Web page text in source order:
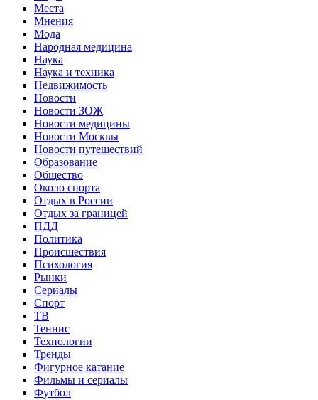
Места
Мнения
Мода
Народная медицина
Наука
Наука и техника
Недвижимость
Новости
Новости ЗОЖ
Новости медицины
Новости Москвы
Новости путешествий
Образование
Общество
Около спорта
Отдых в России
Отдых за границей
ПДД
Политика
Происшествия
Психология
Рынки
Сериалы
Спорт
ТВ
Теннис
Технологии
Тренды
Фигурное катание
Фильмы и сериалы
Футбол